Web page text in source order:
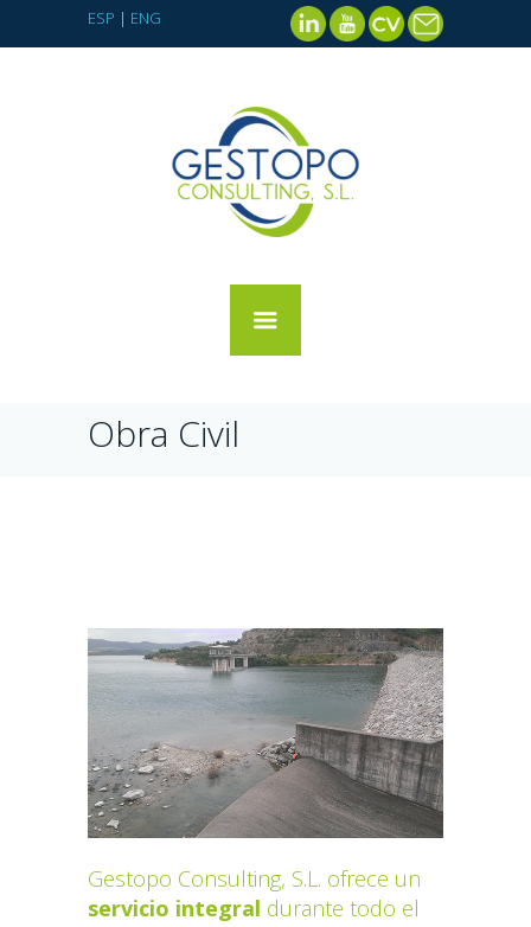
ESP | ENG
Obra Civil
Gestopo Consulting, S.L. ofrece un
servicio integral durante todo el